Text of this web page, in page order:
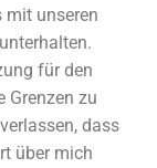
mit unseren
für den
Grenzen zu
dass
über mich